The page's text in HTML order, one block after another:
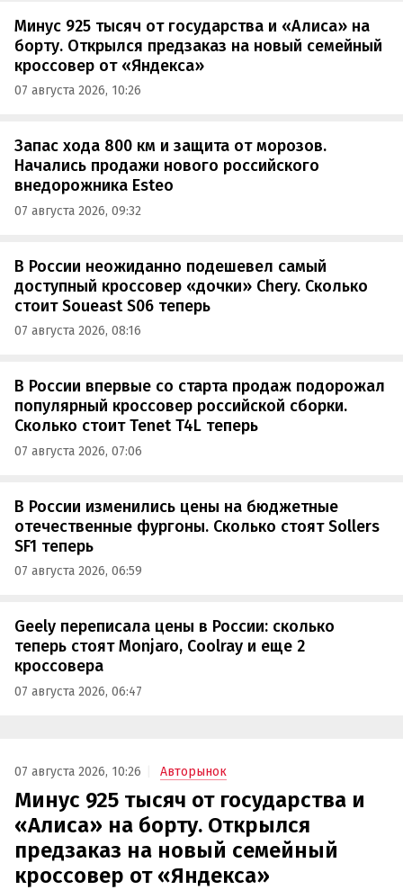
Минус 925 тысяч от государства и «Алиса» на
борту. Открылся предзаказ на новый семейный
кроссовер от «Яндекса»
07 августа 2026, 10:26
Запас хода 800 км и защита от морозов.
Начались продажи нового российского
внедорожника Esteo
07 августа 2026, 09:32
В России неожиданно подешевел самый
доступный кроссовер «дочки» Chery. Сколько
стоит Soueast S06 теперь
07 августа 2026, 08:16
В России впервые со старта продаж подорожал
популярный кроссовер российской сборки.
Сколько стоит Tenet T4L теперь
07 августа 2026, 07:06
В России изменились цены на бюджетные
отечественные фургоны. Сколько стоят Sollers
SF1 теперь
07 августа 2026, 06:59
Geely переписала цены в России: сколько
теперь стоят Monjaro, Coolray и еще 2
кроссовера
07 августа 2026, 06:47
07 августа 2026, 10:26 Авторынок
Минус 925 тысяч от государства и
«Алиса» на борту. Открылся
предзаказ на новый семейный
кроссовер от «Яндекса»